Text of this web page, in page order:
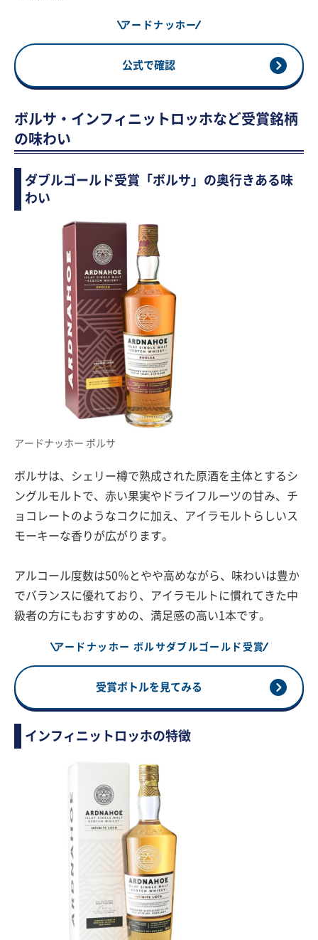
アードナッホー
公式で確認
ボルサ・インフィニットロッホなど受賞銘柄
の味わい
ダブルゴールド受賞「ボルサ」の奥行きある味
わい
アードナッホー ボルサ
ボルサは、シェリー樽で熟成された原酒を主体とするシ
ングルモルトで、赤い果実やドライフルーツの甘み、チ
ョコレートのようなコクに加え、アイラモルトらしいス
モーキーな香りが広がります。
アルコール度数は50％とやや高めながら、味わいは豊か
でバランスに優れており、アイラモルトに慣れてきた中
級者の方にもおすすめの、満足感の高い1本です。
アードナッホー ボルサダブルゴールド受賞
受賞ボトルを見てみる
インフィニットロッホの特徴